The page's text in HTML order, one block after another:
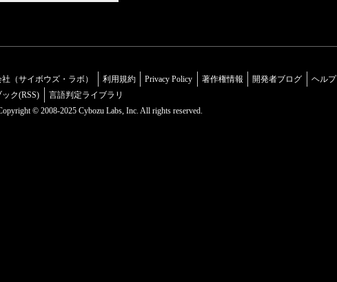
（サイボウズ・ラボ） 利用規約 Privacy Policy 著作権情報 開発者ブログ
ヘルプ
ク(RSS)
言語判定ライブラリ
© 2008-2025 Cybozu Labs, Inc. All rights reserved.